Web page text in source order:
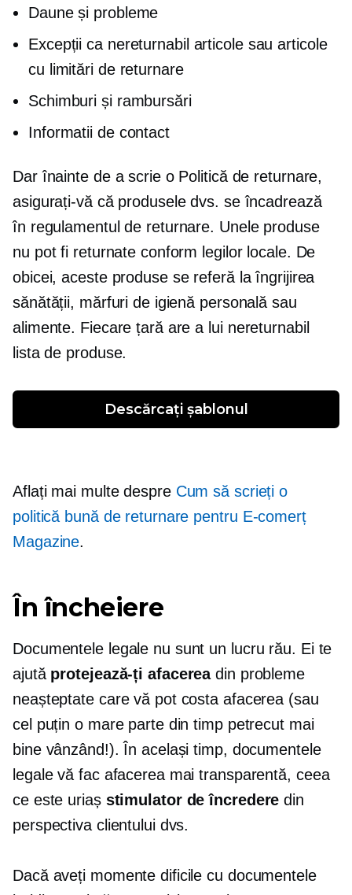
Daune și probleme
Excepții ca nereturnabil articole sau articole
cu limitări de returnare
Schimburi și rambursări
Informatii de contact
Dar înainte de a scrie o Politică de returnare,
asigurați-vă că produsele dvs. se încadrează
în regulamentul de returnare. Unele produse
nu pot fi returnate conform legilor locale. De
obicei, aceste produse se referă la îngrijirea
sănătății, mărfuri de igienă personală sau
alimente. Fiecare țară are a lui nereturnabil
lista de produse.
Descărcați șablonul
Aflați mai multe despre Cum să scrieți o
politică bună de returnare pentru E-comerț
Magazine.
În încheiere
Documentele legale nu sunt un lucru rău. Ei te
ajută protejează-ți afacereadin probleme
neașteptate care vă pot costa afacerea (sau
cel puțin o mare parte din timp petrecut mai
bine vânzând!). În același timp, documentele
legale vă fac afacerea mai transparentă, ceea
ce este uriaș stimulator de încredere din
perspectiva clientului dvs.
Dacă aveți momente dificile cu documentele